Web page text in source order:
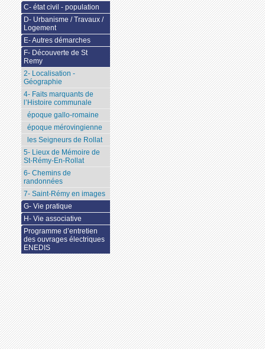
C- état civil - population
D- Urbanisme / Travaux /
Logement
E- Autres démarches
F- Découverte de St
Remy
2- Localisation -
Géographie
4- Faits marquants de
l’Histoire communale
époque gallo-romaine
époque mérovingienne
les Seigneurs de Rollat
5- Lieux de Mémoire de
St-Rémy-En-Rollat
6- Chemins de
randonnées
7- Saint-Rémy en images
G- Vie pratique
H- Vie associative
Programme d’entretien
des ouvrages électriques
ENEDIS